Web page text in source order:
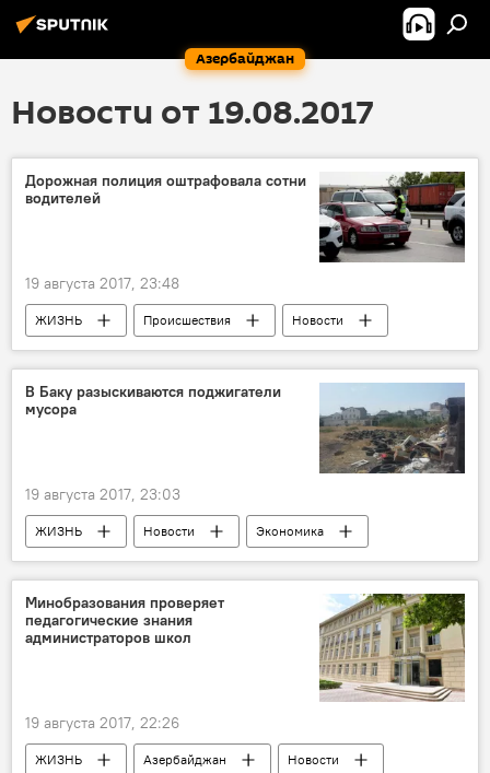
Азербайджан
Новости от 19.08.2017
Дорожная полиция оштрафовала сотни
водителей
19 августа 2017, 23:48
ЖИЗНЬ Происшествия Новости
В Баку разыскиваются поджигатели
мусора
19 августа 2017, 23:03
ЖИЗНЬ Новости
Экономика
Баку
Бинагадинский район
Министерство экологии и природных ресурсов АР
Поджог
Мусор
Минобразования проверяет
педагогические знания
администраторов школ
19 августа 2017, 22:26
ЖИЗНЬ Азербайджан
Новости